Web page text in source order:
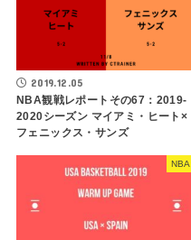
2019.12.05
NBA観戦レポートその67：2019-
2020シーズン マイアミ・ヒート×
フェニックス・サンズ
NBA